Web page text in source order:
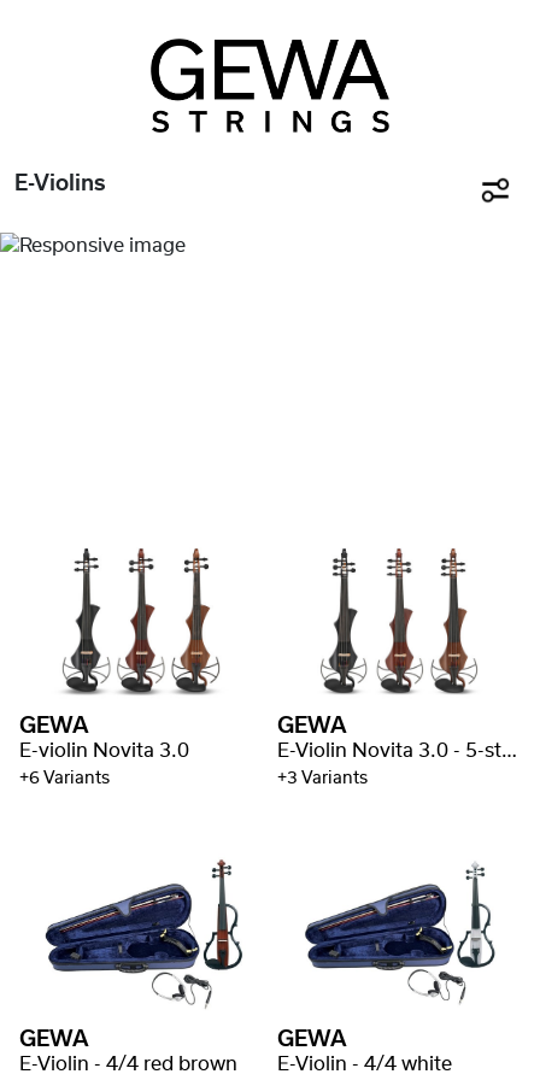
E-Violins
GEWA
E-violin Novita 3.0
+6 Variants
GEWA
E-Violin Novita 3.0 - 5-string
+3 Variants
GEWA
E-Violin - 4/4 red brown
GEWA
E-Violin - 4/4 white